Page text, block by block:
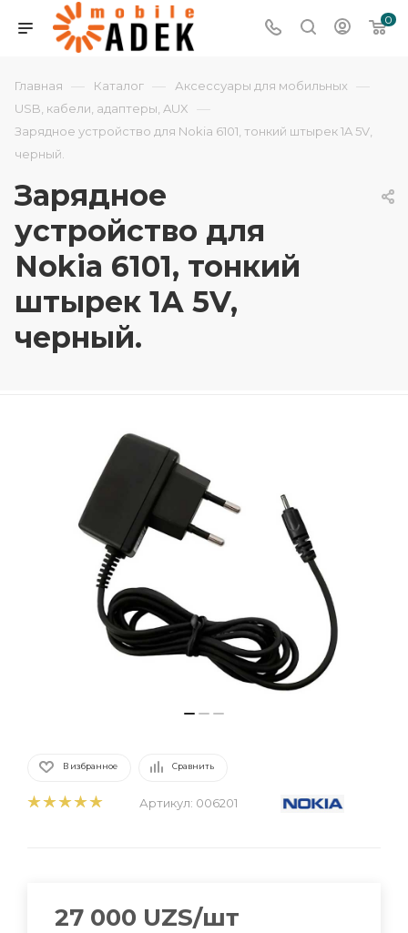
0
Главная — Каталог — Аксессуары для мобильных —
USB, кабели, адаптеры, AUX —
Зарядное устройство для Nokia 6101, тонкий штырек 1A 5V,
черный.
Зарядное
устройство для
Nokia 6101, тонкий
штырек 1A 5V,
черный.
В избранное Сравнить
Артикул: 006201
27 000 UZS/шт